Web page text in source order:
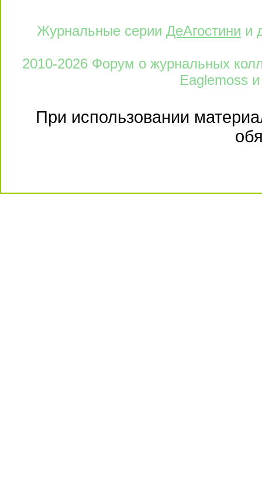
Журнальные серии ДеАгостини и
2010-2026 Форум о журнальных
Eaglemoss и
При использовании